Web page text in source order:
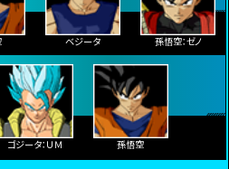
ベジータ 孫悟空：ゼノ
ゴジータ：ＵＭ 孫悟空